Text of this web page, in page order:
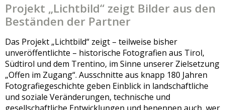
Projekt „Lichtbild“ zeigt Bilder aus den
Beständen der Partner
Das Projekt „Lichtbild“ zeigt – teilweise bisher
unveröffentlichte – historische Fotografien aus Tirol,
Südtirol und dem Trentino, im Sinne unserer Zielsetzung
„Offen im Zugang“. Ausschnitte aus knapp 180 Jahren
Fotografiegeschichte geben Einblick in landschaftliche
und soziale Veränderungen, technische und